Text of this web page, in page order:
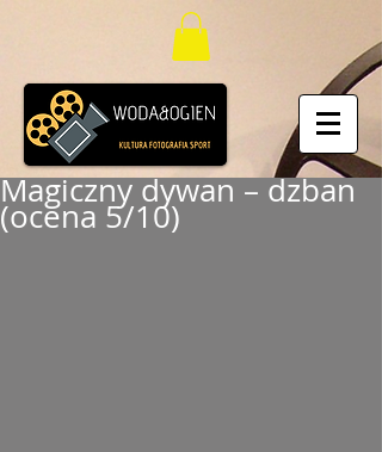
Magiczny dywan – dzban
(ocena 5/10)